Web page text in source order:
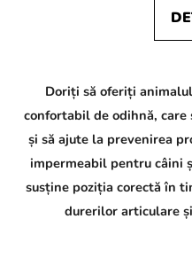
Doriți să oferiți
confortabil de odihnă,
și să ajute la prevenirea
impermeabil pentru câini
susține poziția corectă în
durerilor articulare